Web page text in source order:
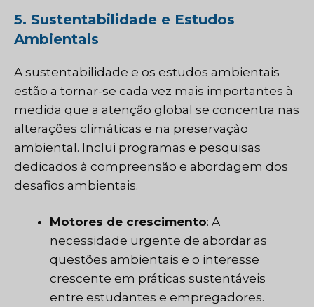
5. Sustentabilidade e Estudos
Ambientais
A sustentabilidade e os estudos ambientais
estão a tornar-se cada vez mais importantes à
medida que a atenção global se concentra nas
alterações climáticas e na preservação
ambiental. Inclui programas e pesquisas
dedicados à compreensão e abordagem dos
desafios ambientais.
Motores de crescimento: A
necessidade urgente de abordar as
questões ambientais e o interesse
crescente em práticas sustentáveis
entre estudantes e empregadores.